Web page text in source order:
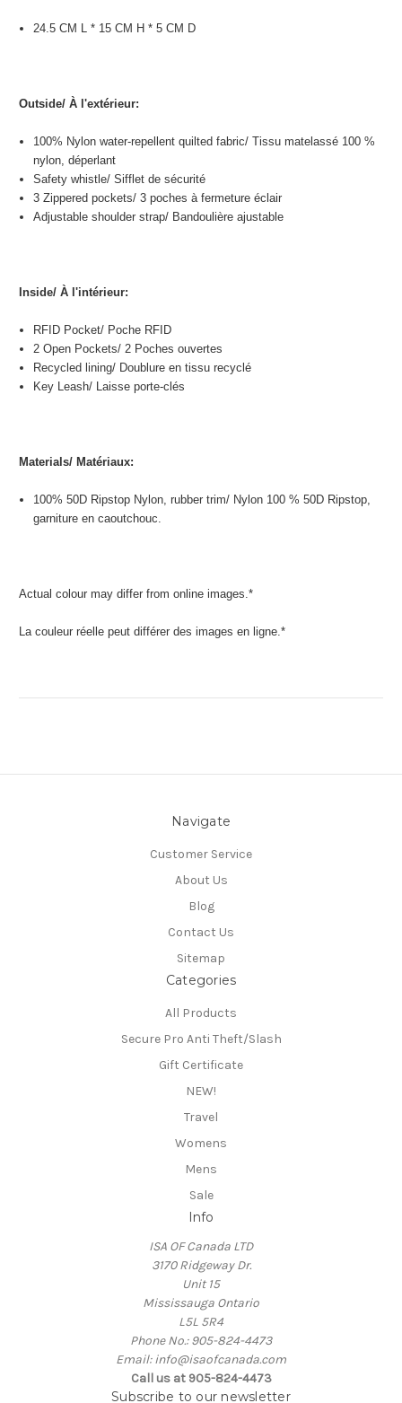
24.5 CM L * 15 CM H * 5 CM D
Outside/ À l'extérieur:
100% Nylon water-repellent quilted fabric/Tissu matelassé 100 %
nylon, déperlant
Safety whistle/ Sifflet de sécurité
3 Zippered pockets/3 poches à fermeture éclair
Adjustable shoulder strap/ Bandoulière ajustable
Inside/ À l'intérieur:
RFID Pocket/ Poche RFID
2 Open Pockets/ 2 Poches ouvertes
Recycled lining/ Doublure en tissu recyclé
Key Leash/ Laisse porte-clés
Materials/ Matériaux:
100% 50D Ripstop Nylon, rubber trim/ Nylon 100 % 50D Ripstop,
garniture en caoutchouc.
Actual colour may differ from online images.*
La couleur réelle peut différer des images en ligne.*
Navigate
Customer Service
About Us
Blog
Contact Us
Sitemap
Categories
All Products
Secure Pro Anti Theft/Slash
Gift Certificate
NEW!
Travel
Womens
Mens
Sale
Info
ISA OF Canada LTD
3170 Ridgeway Dr.
Unit 15
Mississauga Ontario
L5L 5R4
Phone No.: 905-824-4473
Email: info@isaofcanada.com
Call us at 905-824-4473
Subscribe to our newsletter